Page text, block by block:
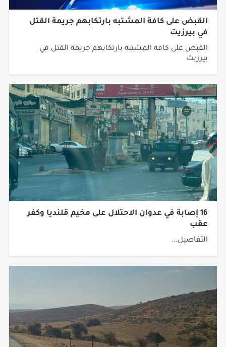
القبض على كافة المشتبه بارتكابهم جريمة القتل
في بيرزيت
القبض على كافة المشتبه بارتكابهم جريمة القتل في
بيرزيت
16 إصابة في عدوان الاحتلال على مخيم قلنديا وكفر
عقب
التفاصيل...